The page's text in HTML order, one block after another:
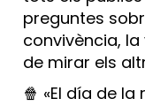
preguntes
convivència,
de mirar els
🍿 «El día de la